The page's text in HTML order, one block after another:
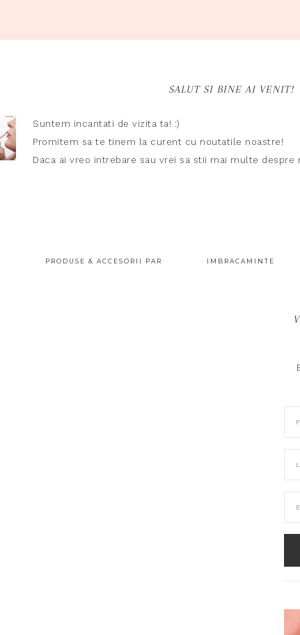
SALUT SI BINE AI VENIT!
Suntem incantati de vizita ta! :)
Promitem sa te tinem la curent cu noutatile noastre!
Daca ai vreo intrebare sau vrei sa stii mai multe despre
PRODUSE & ACCESORII PAR IMBRACAMINTE